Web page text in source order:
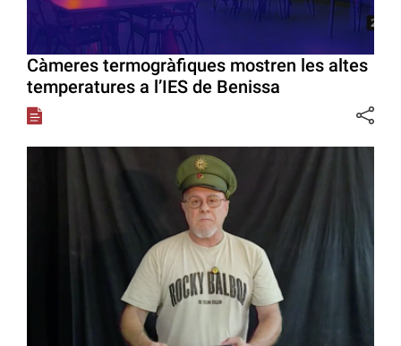
Càmeres termogràfiques mostren les altes
temperatures a l’IES de Benissa